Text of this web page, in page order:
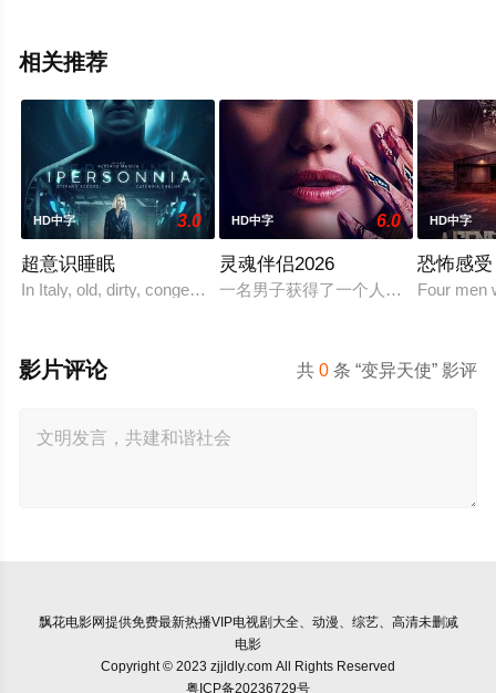
相关推荐
HD中字 3.0
超意识睡眠
In Italy, old, dirty, congested prisons full of violence a
HD中字 6.0
灵魂伴侣2026
一名男子获得了一个人工智能机器人
HD中字
恐怖感受
Four men
共0 条 “变异天使” 影评
影片评论
飘花电影网提供免费最新热播VIP电视剧大全、动漫、综艺、高清未删减
电影
Copyright © 2023 zjjldly.com All Rights Reserved
粤ICP备20236729号